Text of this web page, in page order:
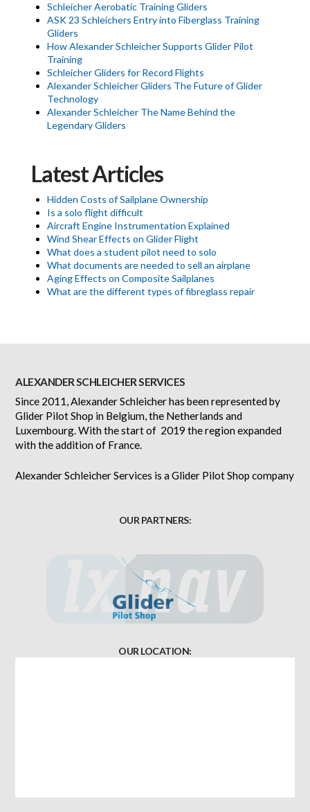
Schleicher Aerobatic Training Gliders
ASK 23 Schleichers Entry into Fiberglass Training
Gliders
How Alexander Schleicher Supports Glider Pilot
Training
Schleicher Gliders for Record Flights
Alexander Schleicher Gliders The Future of Glider
Technology
Alexander Schleicher The Name Behind the
Legendary Gliders
Latest Articles
Hidden Costs of Sailplane Ownership
Is a solo flight difficult
Aircraft Engine Instrumentation Explained
Wind Shear Effects on Glider Flight
What does a student pilot need to solo
What documents are needed to sell an airplane
Aging Effects on Composite Sailplanes
What are the different types of fibreglass repair
ALEXANDER SCHLEICHER SERVICES
Since 2011, Alexander Schleicher has been represented by
Glider Pilot Shop in Belgium, the Netherlands and
Luxembourg. With the start of 2019 the region expanded
with the addition of France.
Alexander Schleicher Services is a Glider Pilot Shop company
OUR PARTNERS:
OUR LOCATION: